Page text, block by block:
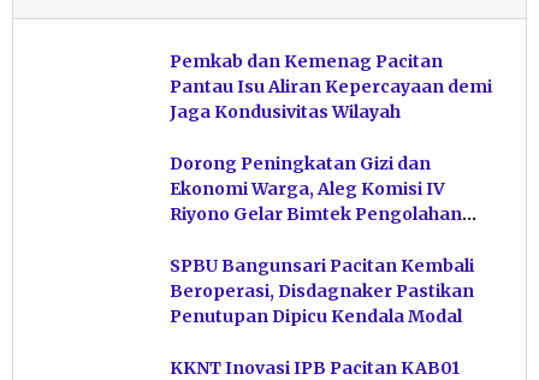
Pemkab dan Kemenag Pacitan
Pantau Isu Aliran Kepercayaan demi
Jaga Kondusivitas Wilayah
Dorong Peningkatan Gizi dan
Ekonomi Warga, Aleg Komisi IV
Riyono Gelar Bimtek Pengolahan
SPBU Bangunsari Pacitan Kembali
Beroperasi, Disdagnaker Pastikan
Penutupan Dipicu Kendala Modal
KKNT Inovasi IPB Pacitan KAB01